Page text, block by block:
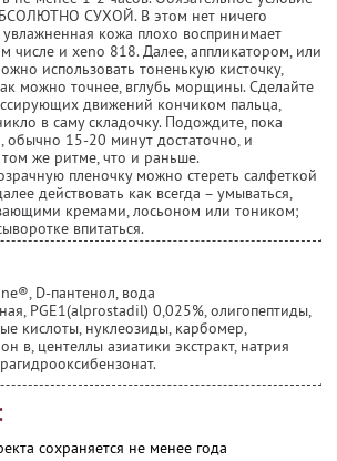
СУХОЙ. В этом нет ничего
увлажненная кожа плохо воспринимает
числе и xeno 818. Далее, аппликатором, или
использовать тоненькую кисточку,
можно точнее, вглубь морщины. Сделайте
движений кончиком пальца,
в саму складочку. Подождите, пока
обычно 15-20 минут достаточно, и
же ритме, что и раньше.
пленочку можно стереть салфеткой
действовать как всегда – умываться,
кремами, лосьоном или тоником;
впитаться.
D-пантенол, вода
PGE1(alprostadil) 0,025%, олигопептиды,
кислоты, нуклеозиды, карбомер,
в, центеллы азиатики экстракт, натрия
сохраняется не менее года